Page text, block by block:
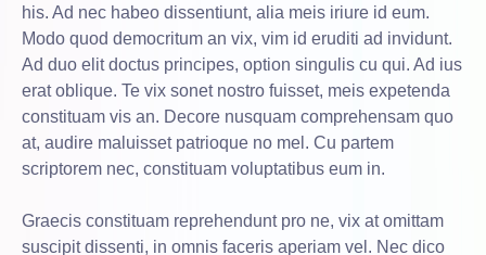
his. Ad nec habeo dissentiunt, alia meis iriure id eum.
Modo quod democritum an vix, vim id eruditi ad invidunt.
Ad duo elit doctus principes, option singulis cu qui. Ad ius
erat oblique. Te vix sonet nostro fuisset, meis expetenda
constituam vis an. Decore nusquam comprehensam quo
at, audire maluisset patrioque no mel. Cu partem
scriptorem nec, constituam voluptatibus eum in.
Graecis constituam reprehendunt pro ne, vix at omittam
suscipit dissenti, in omnis faceris aperiam vel. Nec dico